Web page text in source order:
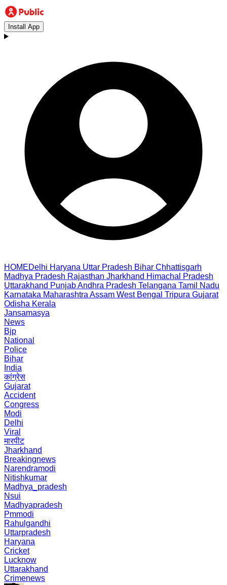
Install App
HOMEDelhi Haryana Uttar Pradesh Bihar Chhattisgarh
Madhya Pradesh Rajasthan Jharkhand Himachal Pradesh
Uttarakhand PunjabAndhra Pradesh Telangana Tamil Nadu
Karnataka Maharashtra Assam West Bengal Tripura Gujarat
Odisha Kerala
Jansamasya
News
Bjp
National
Police
Bihar
India
कांग्रेस
Gujarat
Accident
Congress
Modi
Delhi
Viral
मारपीट
Jharkhand
Breakingnews
Narendramodi
Nitishkumar
Madhya_pradesh
Nsui
Madhyapradesh
Pmmodi
Rahulgandhi
Uttarpradesh
Haryana
Cricket
Lucknow
Uttarakhand
Crimenews